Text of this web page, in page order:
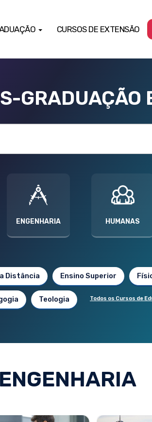
CURSOS DE EXTENSÃO
GRADUAÇÃO
ENGENHARIA HUMANAS
Distância Ensino Superior
Teologia Todos os Cursos de